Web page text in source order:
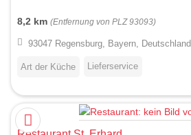
8,2 km (Entfernung von PLZ 93093)
93047 Regensburg, Bayern, Deutschland
Art der Küche Lieferservice